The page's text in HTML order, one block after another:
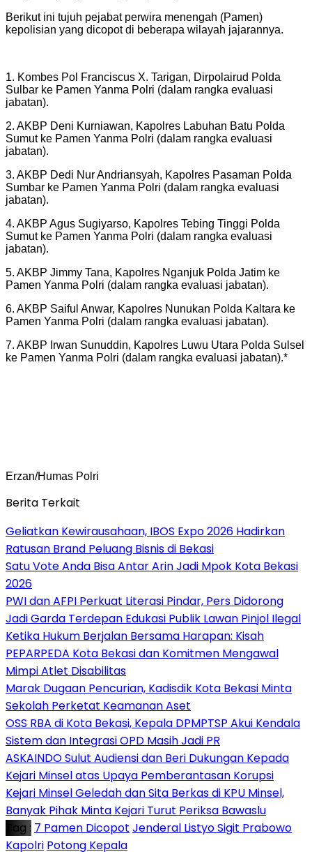
Berikut ini tujuh pejabat perwira menengah (Pamen)
kepolisian yang dicopot di beberapa wilayah jajarannya.
1. Kombes Pol Franciscus X. Tarigan, Dirpolairud Polda
Sulbar ke Pamen Yanma Polri (dalam rangka evaluasi
jabatan).
2. AKBP Deni Kurniawan, Kapolres Labuhan Batu Polda
Sumut ke Pamen Yanma Polri (dalam rangka evaluasi
jabatan).
3. AKBP Dedi Nur Andriansyah, Kapolres Pasaman Polda
Sumbar ke Pamen Yanma Polri (dalam rangka evaluasi
jabatan).
4. AKBP Agus Sugiyarso, Kapolres Tebing Tinggi Polda
Sumut ke Pamen Yanma Polri (dalam rangka evaluasi
jabatan).
5. AKBP Jimmy Tana, Kapolres Nganjuk Polda Jatim ke
Pamen Yanma Polri (dalam rangka evaluasi jabatan).
6. AKBP Saiful Anwar, Kapolres Nunukan Polda Kaltara ke
Pamen Yanma Polri (dalam rangka evaluasi jabatan).
7. AKBP Irwan Sunuddin, Kapolres Luwu Utara Polda Sulsel
ke Pamen Yanma Polri (dalam rangka evaluasi jabatan).*
Erzan/Humas Polri
Berita Terkait
‎Geliatkan Kewirausahaan, IBOS Expo 2026 Hadirkan
Ratusan Brand Peluang Bisnis di Bekasi
Satu Vote Anda Bisa Antar Arin Jadi Mpok Kota Bekasi
2026
PWI dan AFPI Perkuat Literasi Pindar, Pers Didorong
Jadi Garda Terdepan Edukasi Publik Lawan Pinjol Ilegal
Ketika Hukum Berjalan Bersama Harapan: Kisah
PEPARPEDA Kota Bekasi dan Komitmen Mengawal
Mimpi Atlet Disabilitas
‎Marak Dugaan Pencurian, Kadisdik Kota Bekasi Minta
Sekolah Perketat Keamanan Aset
‎OSS RBA di Kota Bekasi, Kepala DPMPTSP Akui Kendala
Sistem dan Integrasi OPD Masih Jadi PR
ASKAINDO Sulut Audiensi dan Beri Dukungan Kepada
Kejari Minsel atas Upaya Pemberantasan Korupsi
Kejari Minsel Geledah dan Sita Berkas di KPU Minsel,
Banyak Pihak Minta Kejari Turut Periksa Bawaslu
Tag : 7 Pamen Dicopot Jenderal Listyo Sigit Prabowo
Kapolri Potong Kepala